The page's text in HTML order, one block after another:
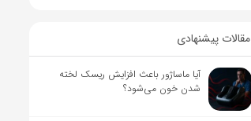
مقالات پیشنهادی
آیا ماساژور باعث افزایش ریسک لخته
شدن خون می‌شود؟